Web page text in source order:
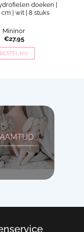
doeken |
cm | wit | 8 stuks
Mininor
€27,95
BESTEL NU